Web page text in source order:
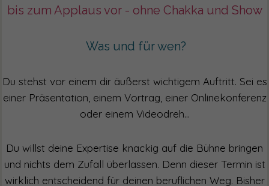
bis zum Applaus vor - ohne Chakka und Show
Was und für wen?
Du stehst vor einem dir äußerst wichtigem Auftritt. Sei es
einer Präsentation, einem Vortrag, einer Onlinekonferenz
oder einem Videodreh...
Du willst deine Expertise knackig auf die Bühne bringen
und nichts dem Zufall überlassen. Denn dieser Termin ist
wirklich entscheidend für deinen beruflichen Weg. Bisher